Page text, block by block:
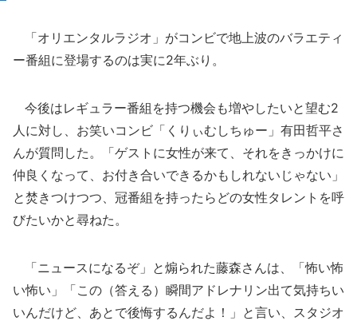
「オリエンタルラジオ」がコンビで地上波のバラエティ
ー番組に登場するのは実に2年ぶり。
今後はレギュラー番組を持つ機会も増やしたいと望む2
人に対し、お笑いコンビ「くりぃむしちゅー」有田哲平さ
んが質問した。「ゲストに女性が来て、それをきっかけに
仲良くなって、お付き合いできるかもしれないじゃない」
と焚きつけつつ、冠番組を持ったらどの女性タレントを呼
びたいかと尋ねた。
「ニュースになるぞ」と煽られた藤森さんは、「怖い怖
い怖い」「この（答える）瞬間アドレナリン出て気持ちい
いんだけど、あとで後悔するんだよ！」と言い、スタジオ